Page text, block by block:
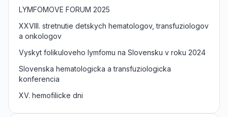
LYMFOMOVE FORUM 2025
XXVIII. stretnutie detskych hematologov, transfuziologov
a onkologov
Vyskyt folikuloveho lymfomu na Slovensku v roku 2024
Slovenska hematologicka a transfuziologicka
konferencia
XV. hemofilicke dni